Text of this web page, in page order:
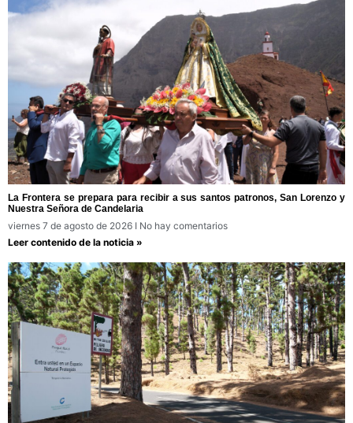
La Frontera se prepara para recibir a sus santos patronos, San Lorenzo y
Nuestra Señora de Candelaria
viernes 7 de agosto de 2026
No hay comentarios
Leer contenido de la noticia »